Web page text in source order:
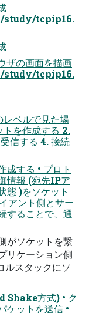
tcpip16.
ザの画面を描画
tcpip16.
ベルで見た場
トを作成する 2.
信する 4. 接続
成する • プロト
情報 (宛先IPア
態 )をソケット
アント側とサー
することで、通
がソケットを繋
リケーション側
ルスタックにソ
Shake方式) • ク
ケットを送信 •